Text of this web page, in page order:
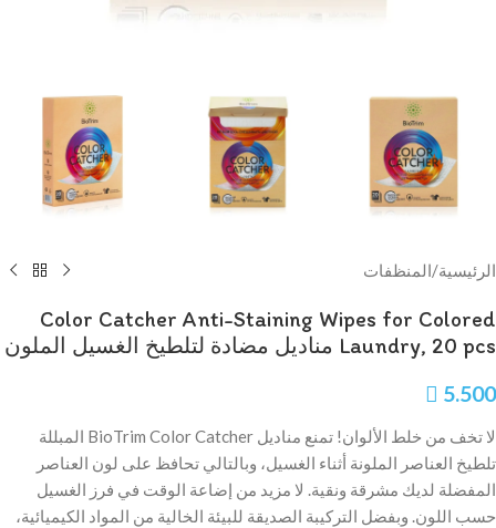
الرئيسية/المنظفات
Color Catcher Anti-Staining Wipes for Colored
Laundry, 20 pcs مناديل مضادة لتلطيخ الغسيل الملون
 5.500
لا تخف من خلط الألوان! تمنع مناديل BioTrim Color Catcher المبللة
تلطيخ العناصر الملونة أثناء الغسيل، وبالتالي تحافظ على لون العناصر
المفضلة لديك مشرقة ونقية. لا مزيد من إضاعة الوقت في فرز الغسيل
حسب اللون. وبفضل التركيبة الصديقة للبيئة الخالية من المواد الكيميائية،